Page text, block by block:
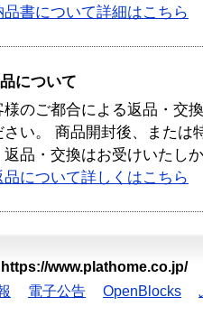
品書について詳細はこちら
について
様のご都合による返品・交
さい。 商品開封後、または
返品・交換はお受けいたし
品について詳しくはこちら
https://www.plathome.co.jp/
電子公告 OpenBlocks